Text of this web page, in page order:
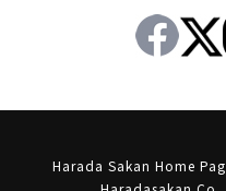
Harada Sakan Home